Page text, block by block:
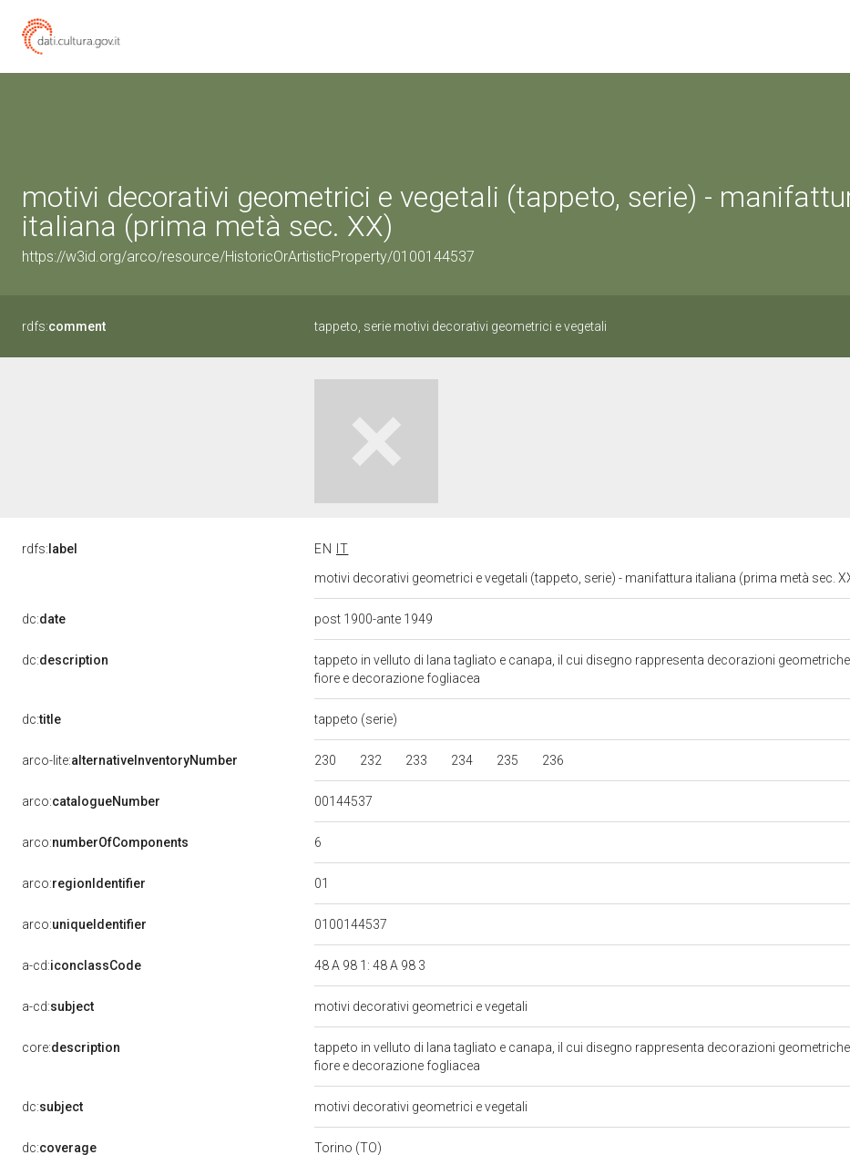
motivi decorativi geometrici e vegetali (tappeto, serie) -
italiana (prima metà sec. XX)
https://w3id.org/arco/resource/HistoricOrArtisticProperty/0100144537
rdfs:comment tappeto, serie motivi decorativi geometrici e vegetali
rdfs: label EN
IT
motivi decorativi geometrici e vegetali (tappeto, serie) - manifattura italiana (prima metà sec.
dc:date post 1900-ante 1949
dc:description
tappeto in velluto di lana tagliato e canapa, il cui disegno rappresenta decorazioni
fiore e decorazione fogliacea
dc:title tappeto (serie)
arco-lite:alternativeInventoryNumber 230 232 233 234 235 236
arco:catalogueNumber 00144537
arco:numberOfComponents 6
arco:regionIdentifier 01
arco:uniqueIdentifier 0100144537
a-cd:iconclassCode 48 A 98 1: 48 A 98 3
a-cd:subject motivi decorativi geometrici e vegetali
core:description
tappeto in velluto di lana tagliato e canapa, il cui disegno rappresenta decorazioni
fiore e decorazione fogliacea
dc:subject motivi decorativi geometrici e vegetali
dc:coverage Torino (TO)